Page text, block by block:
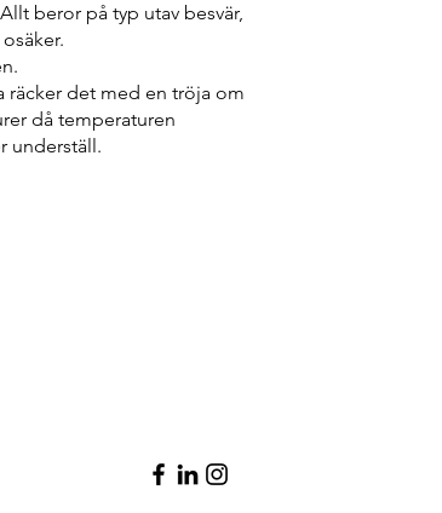
beror på typ utav besvär,
räcker det med en tröja om
då temperaturen
underställ.